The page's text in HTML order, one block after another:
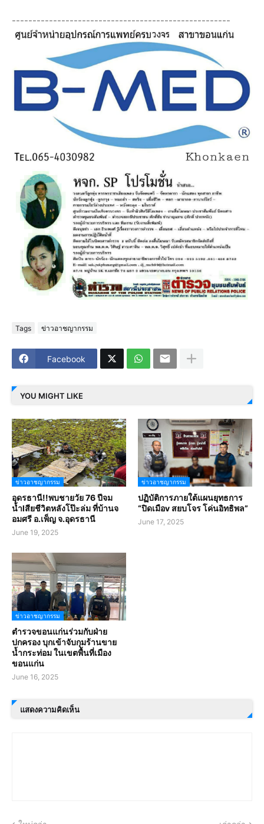
-----------------------------------------------------
Tags ข่าวอาชญากรรม
Facebook
YOU MIGHT LIKE
ข่าวอาชญากรรม
อุดรธานี!!พบชายวัย 76 ปีจม
น้ำlสียชีวิตหลังโป๊ะล่ม ที่บ้านจ
อมศรี อ.เพ็ญ จ.อุดรธานี
June 19, 2025
ข่าวอาชญากรรม
ปฏิบัติการภายใต้แผนยุทธการ
“ปิดเมือv สยบโจร โค่นอิทธิพล”
June 17, 2025
ข่าวอาชญากรรม
ตำรวจขอนแก่นร่วมกับฝ่าย
ปกครอง บุกเข้าจับกุมร้านขาย
น้ำกระท่อม ในเขตพื้นที่เมือง
ขอนแก่น
June 16, 2025
แสดงความคิดเห็น